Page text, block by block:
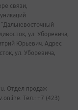
связи,
ул. Уборевича,
Юрьевич. Адрес
ул. Уборевича,
Отдел продаж
Тел.: +7 (423)